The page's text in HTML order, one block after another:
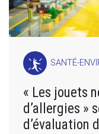
SANTÉ-
« Les jouets
d’allergies »
d’évaluation